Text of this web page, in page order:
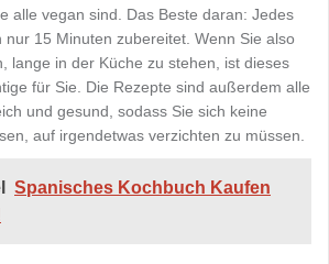
alle vegan sind. Das Beste daran: Jedes
nur 15 Minuten zubereitet. Wenn Sie also
lange in der Küche zu stehen, ist dieses
für Sie. Die Rezepte sind außerdem alle
und gesund, sodass Sie sich keine
auf irgendetwas verzichten zu müssen.
Spanisches Kochbuch Kaufen